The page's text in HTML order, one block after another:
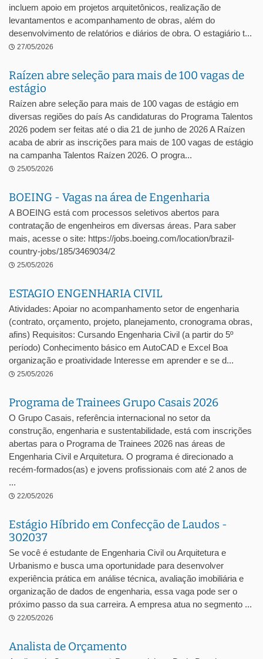
incluem apoio em projetos arquitetônicos, realização de
levantamentos e acompanhamento de obras, além do
desenvolvimento de relatórios e diários de obra. O estagiário t...
27/05/2026
Raízen abre seleção para mais de 100 vagas de
estágio
Raízen abre seleção para mais de 100 vagas de estágio em
diversas regiões do país As candidaturas do Programa Talentos
2026 podem ser feitas até o dia 21 de junho de 2026 A Raízen
acaba de abrir as inscrições para mais de 100 vagas de estágio
na campanha Talentos Raízen 2026. O progra...
25/05/2026
BOEING - Vagas na área de Engenharia
A BOEING está com processos seletivos abertos para
contratação de engenheiros em diversas áreas. Para saber
mais, acesse o site: https://jobs.boeing.com/location/brazil-
country-jobs/185/3469034/2
25/05/2026
ESTAGIO ENGENHARIA CIVIL
Atividades: Apoiar no acompanhamento setor de engenharia
(contrato, orçamento, projeto, planejamento, cronograma obras,
afins) Requisitos: Cursando Engenharia Civil (a partir do 5º
período) Conhecimento básico em AutoCAD e Excel Boa
organização e proatividade Interesse em aprender e se d...
25/05/2026
Programa de Trainees Grupo Casais 2026
O Grupo Casais, referência internacional no setor da
construção, engenharia e sustentabilidade, está com inscrições
abertas para o Programa de Trainees 2026 nas áreas de
Engenharia Civil e Arquitetura. O programa é direcionado a
recém-formados(as) e jovens profissionais com até 2 anos de
...
22/05/2026
Estágio Híbrido em Confecção de Laudos -
302037
Se você é estudante de Engenharia Civil ou Arquitetura e
Urbanismo e busca uma oportunidade para desenvolver
experiência prática em análise técnica, avaliação imobiliária e
organização de dados de engenharia, essa vaga pode ser o
próximo passo da sua carreira. A empresa atua no segmento ...
22/05/2026
Analista de Orçamento